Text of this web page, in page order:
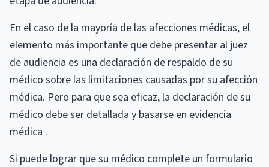
En el caso de la mayoría de las afecciones médicas, el
elemento más importante que debe presentar al juez
de audiencia es una declaración de respaldo de su
médico sobre las limitaciones causadas por su afección
médica. Pero para que sea eficaz, la declaración de su
médico debe ser detallada y basarse en evidencia
médica .
Si puede lograr que su médico complete un formulario